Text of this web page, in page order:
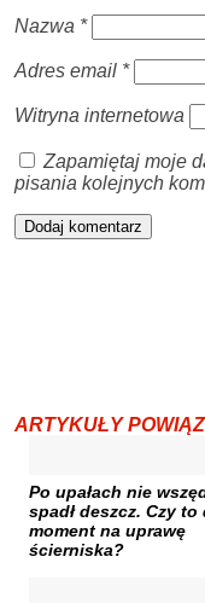
Nazwa *
Adres email *
Witryna internetowa
Zapamiętaj moje
pisania kolejnych
ARTYKUŁY
Po upałach nie
spadł deszcz. Czy to
moment na uprawę
ścierniska?